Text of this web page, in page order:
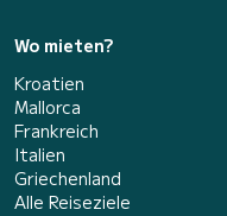
Wo mieten?
Kroatien
Mallorca
Frankreich
Italien
Griechenland
Alle Reiseziele